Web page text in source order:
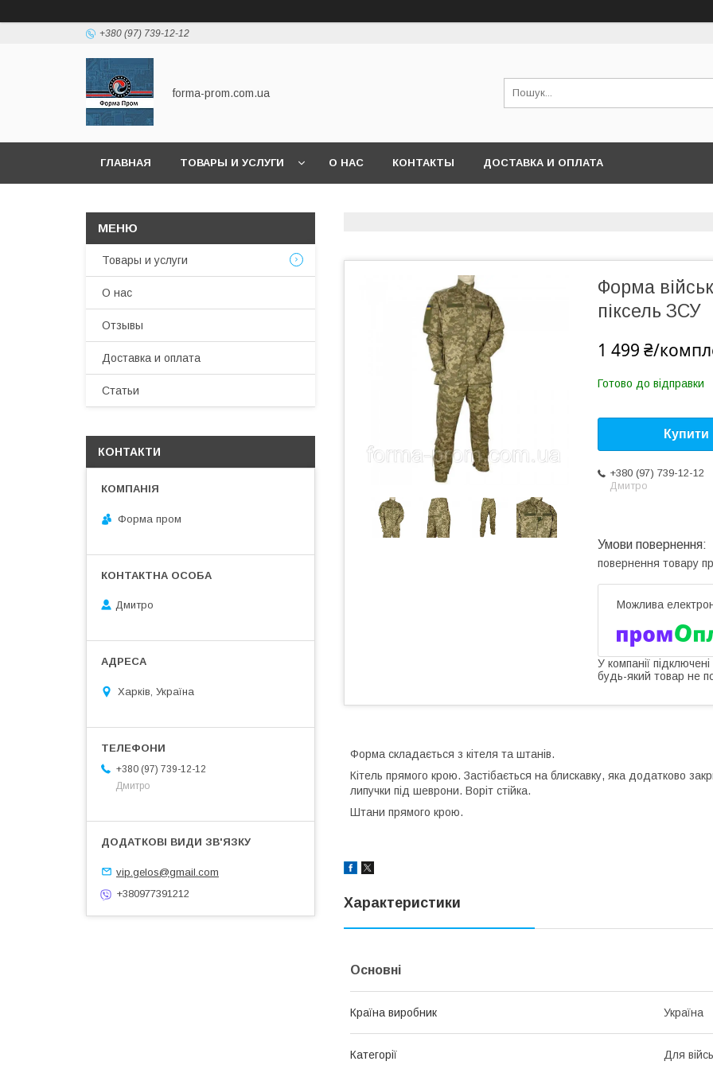
+380 (97) 739-12-12
forma-prom.com.ua
ГЛАВНАЯ ТОВАРЫ И УСЛУГИ О НАС КОНТАКТЫ ДОСТАВКА И ОПЛАТА
Форма
піксель ЗСУ
1 499 ₴/
Готово до відправки
Купити
+380 (97) 739-12-12
Дмитро
повернення товару
У компанії
будь-який товар не
Форма складається з кітеля та штанів.
Кітель прямого крою. Застібається на блискавку, яка додатково
липучки під шеврони. Воріт стійка.
Штани прямого крою.
Характеристики
Основні
Країна виробник Україна
Категорії Для
Товары и услуги
О нас
Отзывы
Доставка и оплата
Статьи
КОНТАКТИ
Форма пром
Дмитро
Харків, Україна
+380 (97) 739-12-12
Дмитро
vip.gelos@gmail.com
+380977391212